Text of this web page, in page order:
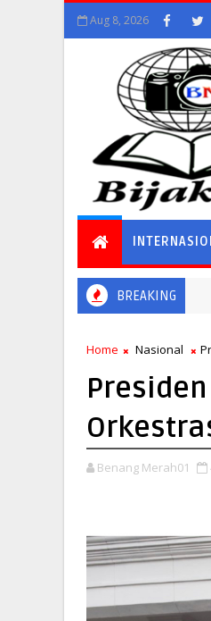
Aug 8, 2026
BREAKING
Home Nasional
Benang Merah01